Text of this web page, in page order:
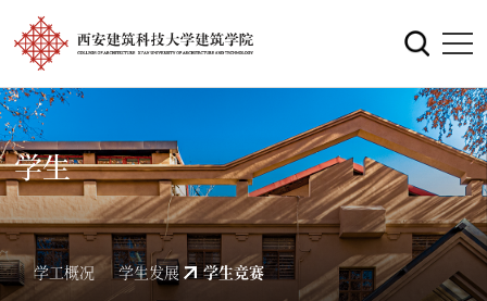
学生
学工概况 学生发展 学生竞赛